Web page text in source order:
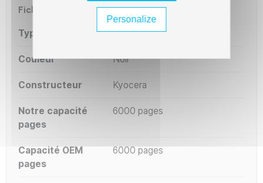
Fiche technique
Type Compatible
Couleur Noir
Constructeur Kyocera
Notre capacité
pages
6000 pages
Capacité OEM
pages
6000 pages
Personalize